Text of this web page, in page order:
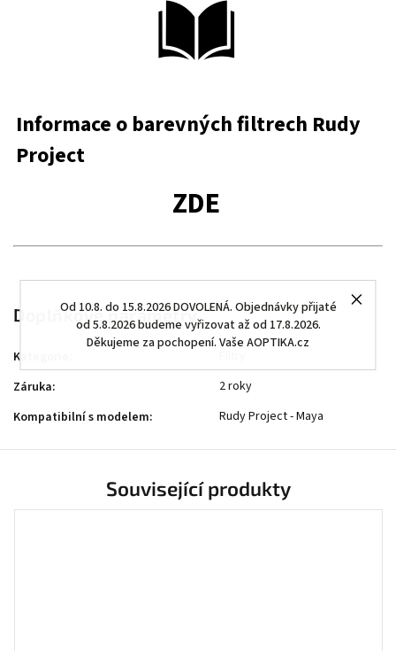
Od 10.8. do 15.8.2026 DOVOLENÁ. Objednávky přijaté
od 5.8.2026 budeme vyřizovat až od 17.8.2026.
Děkujeme za pochopení. Vaše AOPTIKA.cz
Informace o barevných filtrech Rudy
Project
ZDE
Doplňkové parametry
Kategorie
Záruka:
2 roky
Kompatibilní s modelem: Rudy Project - Maya
Související produkty